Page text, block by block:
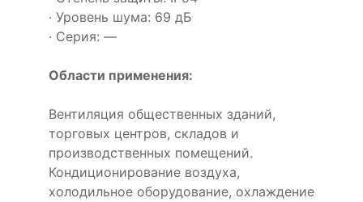
· Уровень шума: 69 дБ
· Серия: —
Области применения:
Вентиляция общественных зданий,
торговых центров, складов и
производственных помещений.
Кондиционирование воздуха,
холодильное оборудование, охлаждение